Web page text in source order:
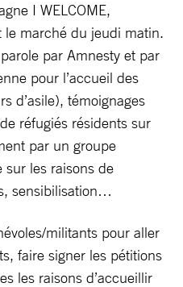
I WELCOME,
marché du jeudi matin.
par Amnesty et par
pour l’accueil des
d’asile), témoignages
réfugiés résidents sur
par un groupe
sur les raisons de
sensibilisation…
militants pour aller
faire signer les pétitions
les raisons d’accueillir